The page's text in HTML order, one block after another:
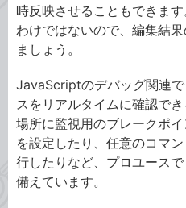
時反映させることもできま
わけではないので、編集結
ましょう。
JavaScriptのデバッグ関連
スをリアルタイムに確認で
場所に監視用のブレークポイ
を設定したり、任意のコマ
行したりなど、プロユース
備えています。